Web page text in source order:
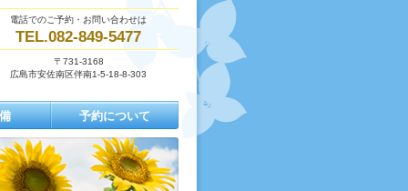
電話でのご予約・お問い合わせは
TEL.082-849-5477
〒731-3168
広島市安佐南区伴南1-5-18-8-303
予約について